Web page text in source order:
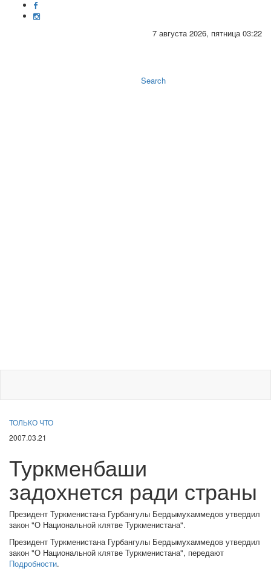
7 августа 2026, пятница 03:22
Search
ТОЛЬКО ЧТО
2007.03.21
Туркменбаши
задохнется ради страны
Президент Туркменистана Гурбангулы Бердымухаммедов утвердил
закон "О Национальной клятве Туркменистана".
Президент Туркменистана Гурбангулы Бердымухаммедов утвердил
закон "О Национальной клятве Туркменистана", передают
Подробности.